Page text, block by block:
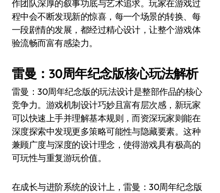
作团队深厚的叙事功底与艺术追求。玩家在游戏过
程中会不断发现新的惊喜，每一个场景的转换、每
一段剧情的发展，都经过精心设计，让整个游戏体
验流畅而富有感染力。
雷曼：30周年纪念版核心玩法解析
雷曼：30周年纪念版的玩法设计是整部作品的核心
竞争力。游戏机制设计巧妙且富有层次感，新玩家
可以快速上手并理解基本规则，而资深玩家则能在
深度探索中发现更多策略可能性与隐藏要素。这种
兼顾广度与深度的设计理念，使得游戏具有极高的
可玩性与重复游玩价值。
在成长与进阶系统的设计上，雷曼：30周年纪念版